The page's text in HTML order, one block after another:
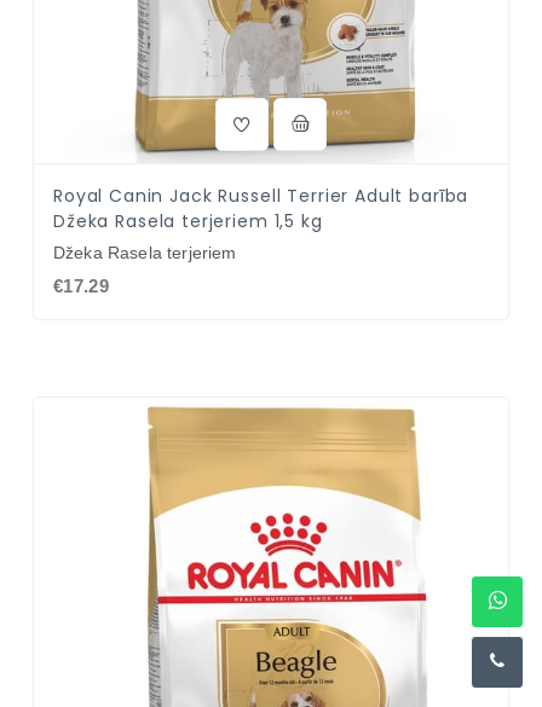
Royal Canin Jack Russell Terrier Adult barība
Džeka Rasela terjeriem 1,5 kg
Džeka Rasela terjeriem
€17.29